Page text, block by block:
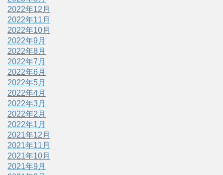
2022年12月
2022年11月
2022年10月
2022年9月
2022年8月
2022年7月
2022年6月
2022年5月
2022年4月
2022年3月
2022年2月
2022年1月
2021年12月
2021年11月
2021年10月
2021年9月